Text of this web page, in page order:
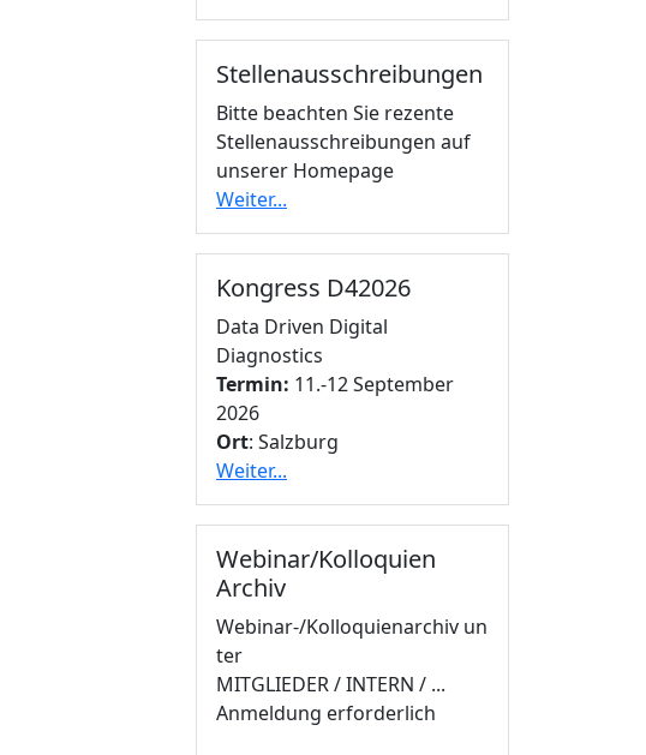
Stellenausschreibungen
Bitte beachten Sie rezente
Stellenausschreibungen auf
unserer Homepage
Weiter...
Kongress D42026
Data Driven Digital
Diagnostics
Termin: 11.-12 September
2026
Ort: Salzburg
Weiter...
Webinar/Kolloquien
Archiv
Webinar-/Kolloquienarchiv un
ter
MITGLIEDER / INTERN / ...
Anmeldung erforderlich